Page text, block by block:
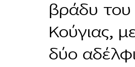
βράδυ του
Κούγιας,
δύο